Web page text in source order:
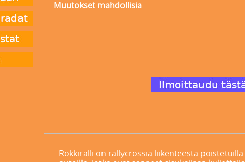
Muutokset mahdollisia
Rokkiralli on rallycrossia liikenteestä poistetuilla